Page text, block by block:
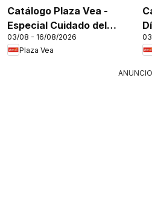
Catálogo Plaza Vea -
Especial Cuidado del
Cabello
03/08 - 16/08/2026
Plaza Vea
ANUNCIO